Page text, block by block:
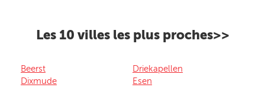
Les 10 villes les plus proches>>
Beerst
Dixmude
Driekapellen
Esen